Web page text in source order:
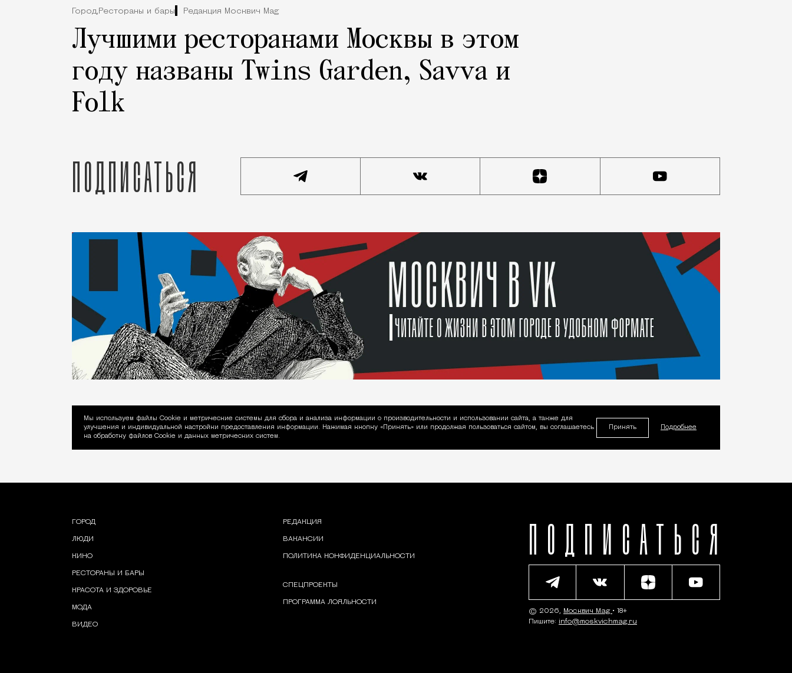
Город, Рестораны и бары Редакция Москвич Mag
Лучшими ресторанами Москвы в этом
году названы Twins Garden, Savva и
Folk
Подписаться
Уведомление об использовании Cookie
Мы используем файлы Сookie и метрические системы для сбора и анализа информации о производительности и использовании сайта, а также для
улучшения и индивидуальной настройки предоставления информации. Нажимая кнопку «Принять» или продолжая пользоваться сайтом, вы соглашаетесь
на обработку файлов Cookie и данных метрических систем.
Принять Подробнее
ГОРОД
ЛЮДИ
КИНО
РЕСТОРАНЫ И БАРЫ
КРАСОТА И ЗДОРОВЬЕ
МОДА
ВИДЕО
РЕДАКЦИЯ
ВАКАНСИИ
ПОЛИТИКА КОНФИДЕНЦИАЛЬНОСТИ
СПЕЦПРОЕКТЫ
ПРОГРАММА ЛОЯЛЬНОСТИ
ПОДПИСАТЬСЯ
© 2026, Москвич Mag • 18+
Пишите: info@moskvichmag.ru